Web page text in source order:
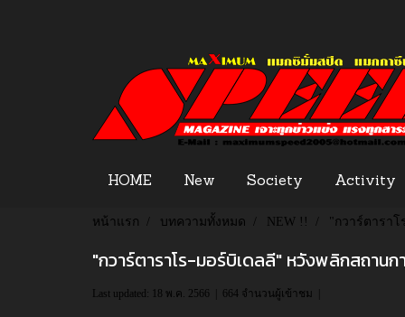
HOME New Society Activity
หน้าแรก บทความทั้งหมด NEW !! "กวาร์ตารา
"กวาร์ตาราโร-มอร์บิเดลลี" หวังพลิกสถาน
Last updated: 18 พ.ค. 2566 664 จำนวนผู้เข้าชม